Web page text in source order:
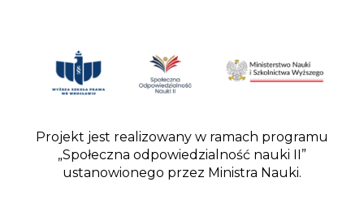
Projekt jest realizowany w ramach programu
„Społeczna odpowiedzialność nauki II”
ustanowionego przez Ministra Nauki.